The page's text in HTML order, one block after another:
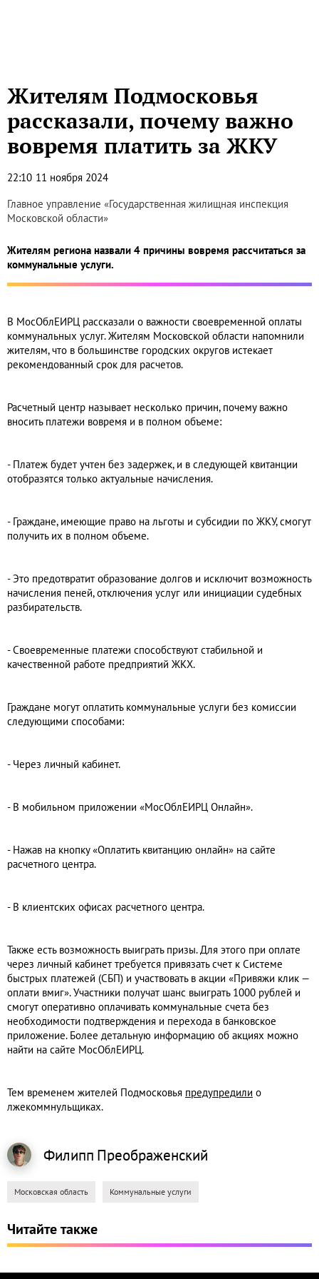
Жителям Подмосковья
рассказали, почему важно
вовремя платить за ЖКУ
22:10 11 ноября 2024
Главное управление «Государственная жилищная инспекция
Московской области»
Жителям региона назвали 4 причины вовремя рассчитаться за
коммунальные услуги.
В МосОблЕИРЦ рассказали о важности своевременной оплаты
коммунальных услуг. Жителям Московской области напомнили
жителям, что в большинстве городских округов истекает
рекомендованный срок для расчетов.
Расчетный центр называет несколько причин, почему важно
вносить платежи вовремя и в полном объеме:
- Платеж будет учтен без задержек, и в следующей квитанции
отобразятся только актуальные начисления.
- Граждане, имеющие право на льготы и субсидии по ЖКУ, смогут
получить их в полном объеме.
- Это предотвратит образование долгов и исключит возможность
начисления пеней, отключения услуг или инициации судебных
разбирательств.
- Своевременные платежи способствуют стабильной и
качественной работе предприятий ЖКХ.
Граждане могут оплатить коммунальные услуги без комиссии
следующими способами:
- Через личный кабинет.
- В мобильном приложении «МосОблЕИРЦ Онлайн».
- Нажав на кнопку «Оплатить квитанцию онлайн» на сайте
расчетного центра.
- В клиентских офисах расчетного центра.
Также есть возможность выиграть призы. Для этого при оплате
через личный кабинет требуется привязать счет к Системе
быстрых платежей (СБП) и участвовать в акции «Привяжи клик —
оплати вмиг». Участники получат шанс выиграть 1000 рублей и
смогут оперативно оплачивать коммунальные счета без
необходимости подтверждения и перехода в банковское
приложение. Более детальную информацию об акциях можно
найти на сайте МосОблЕИРЦ.
Тем временем жителей Подмосковья предупредили о
лжекоммнульщиках.
Филипп Преображенский
Московская область Коммунальные услуги
Читайте также